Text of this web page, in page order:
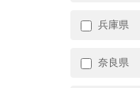
兵庫県
奈良県